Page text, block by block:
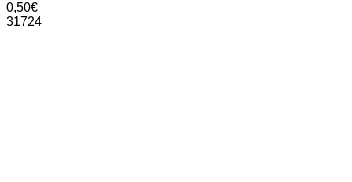
0,50€
31724